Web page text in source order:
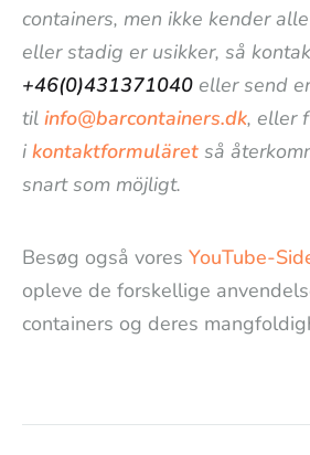
containers, men ikke kender
eller stadig er usikker, så
+46(0)431371040 eller send
til info@barcontainers.dk, eller
i kontaktformuläret så
snart som möjligt.
Besøg også vores YouTube-
opleve de forskellige
containers og deres